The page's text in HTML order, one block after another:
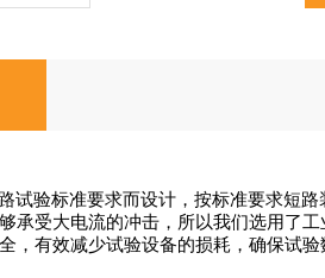
试验标准要求而设计，按标准要求短
承受大电流的冲击，所以我们选用了
，有效减少试验设备的损耗，确保试验